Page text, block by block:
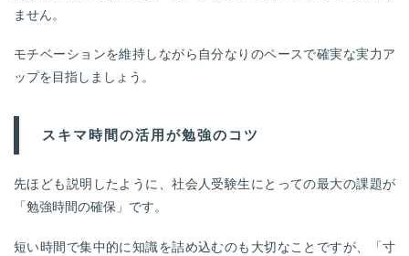
ません。
モチベーションを維持しながら自分なりのペースで確実な実力ア
ップを目指しましょう。
スキマ時間の活用が勉強のコツ
先ほども説明したように、社会人受験生にとっての最大の課題が
「勉強時間の確保」です。
短い時間で集中的に知識を詰め込むのも大切なことですが、「寸